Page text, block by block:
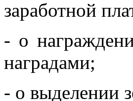
заработной
- о
наградами;
- о выделении